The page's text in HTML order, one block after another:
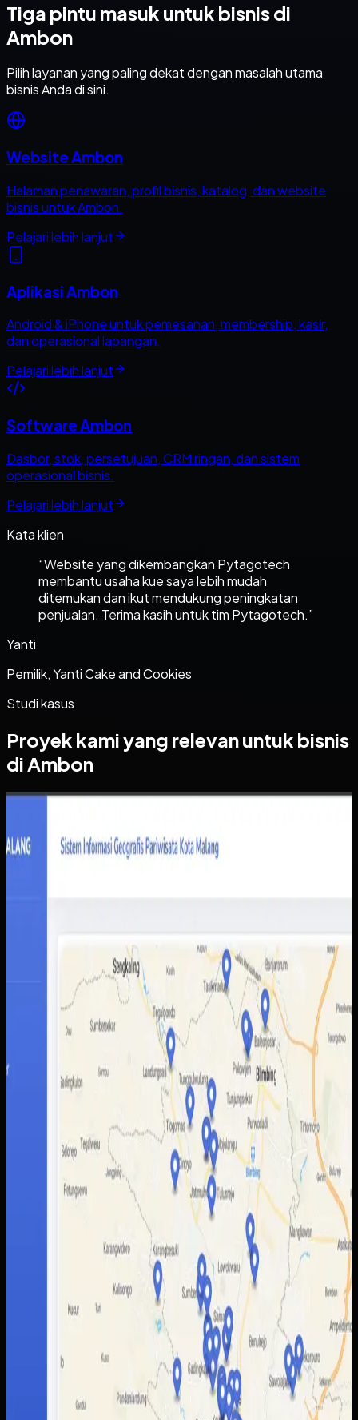
Tiga pintu masuk untuk bisnis di
Ambon
Pilih layanan yang paling dekat dengan masalah utama
bisnis Anda di sini.
Website Ambon
Halaman penawaran, profil bisnis, katalog, dan website
bisnis untuk Ambon.
Pelajari lebih lanjut
Aplikasi Ambon
Android & iPhone untuk pemesanan, membership, kasir,
dan operasional lapangan.
Pelajari lebih lanjut
Software Ambon
Dasbor, stok, persetujuan, CRM ringan, dan sistem
operasional bisnis.
Pelajari lebih lanjut
Kata klien
“Website yang dikembangkan Pytagotech
membantu usaha kue saya lebih mudah
ditemukan dan ikut mendukung peningkatan
penjualan. Terima kasih untuk tim Pytagotech.”
Yanti
Pemilik, Yanti Cake and Cookies
Studi kasus
Proyek kami yang relevan untuk bisnis
di Ambon
Sistem Informasi Geografis Pariwisata Kota Malang
Informasi destinasi wisata tersebar di berbagai sumber
dengan kualitas data yang tidak selalu konsisten.
Akibatnya wisatawan sulit membandingkan pilihan,
sementara pengelola daerah kesulitan menampilkan
potensi wisata secara lebih utuh.
Kami membangun peta interaktif berbasis web dengan
data lokasi, kategori destinasi, dan detail tempat yang
lebih mudah dibaca pengguna. Admin juga mendapatkan
alur pengelolaan data yang lebih rapi untuk memperbarui
informasi wisata tanpa bergantung pada banyak kanal
Baca studi kasus